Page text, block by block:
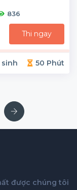
836
Thi ngay
sinh 50 Phút
Next
được chúng tôi